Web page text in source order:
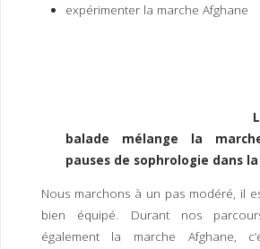
expérimenter la
balade mélange la
pauses de sophrologie dans
Nous marchons à un pas modéré, il
bien équipé. Durant nos
également la marche Afghane,